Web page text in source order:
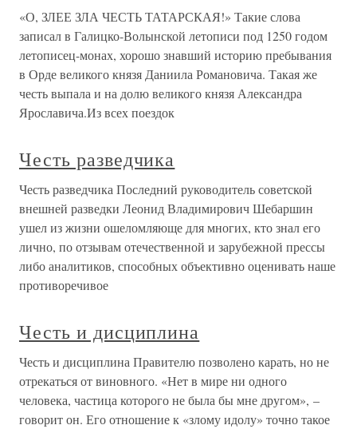
«О, ЗЛЕЕ ЗЛА ЧЕСТЬ ТАТАРСКАЯ!» Такие слова
записал в Галицко-Волынской летописи под 1250 годом
летописец-монах, хорошо знавший историю пребывания
в Орде великого князя Даниила Романовича. Такая же
честь выпала и на долю великого князя Александра
Ярославича.Из всех поездок
Честь разведчика
Честь разведчика Последний руководитель советской
внешней разведки Леонид Владимирович Шебаршин
ушел из жизни ошеломляюще для многих, кто знал его
лично, по отзывам отечественной и зарубежной прессы
либо аналитиков, способных объективно оценивать наше
противоречивое
Честь и дисциплина
Честь и дисциплина Правителю позволено карать, но не
отрекаться от виновного. «Нет в мире ни одного
человека, частица которого не была бы мне другом», –
говорит он. Его отношение к «злому идолу» точно такое